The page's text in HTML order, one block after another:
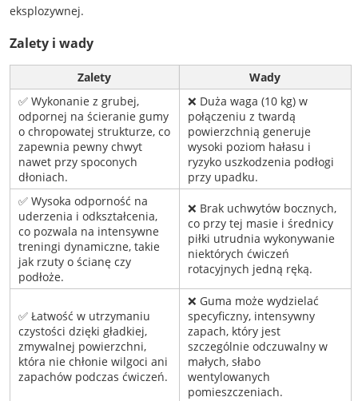
eksplozywnej.
Zalety i wady
Zalety
Wady
✅ Wykonanie z grubej,
odpornej na ścieranie gumy
o chropowatej strukturze, co
zapewnia pewny chwyt
nawet przy spoconych
dłoniach.
❌ Duża waga (10 kg) w
połączeniu z twardą
powierzchnią generuje
wysoki poziom hałasu i
ryzyko uszkodzenia podłogi
przy upadku.
✅ Wysoka odporność na
uderzenia i odkształcenia,
co pozwala na intensywne
treningi dynamiczne, takie
jak rzuty o ścianę czy
podłoże.
❌ Brak uchwytów bocznych,
co przy tej masie i średnicy
piłki utrudnia wykonywanie
niektórych ćwiczeń
rotacyjnych jedną ręką.
✅ Łatwość w utrzymaniu
czystości dzięki gładkiej,
zmywalnej powierzchni,
która nie chłonie wilgoci ani
zapachów podczas ćwiczeń.
❌ Guma może wydzielać
specyficzny, intensywny
zapach, który jest
szczególnie odczuwalny w
małych, słabo
wentylowanych
pomieszczeniach.